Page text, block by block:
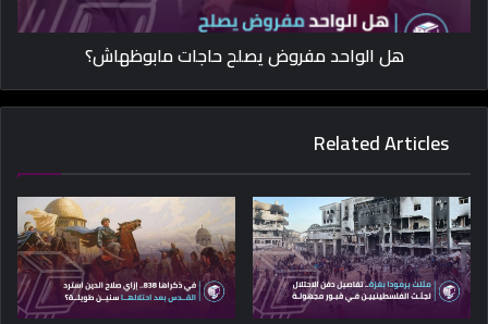
هل الواحد مفروض يصلح حاجات مابوظهاش؟
Related Articles